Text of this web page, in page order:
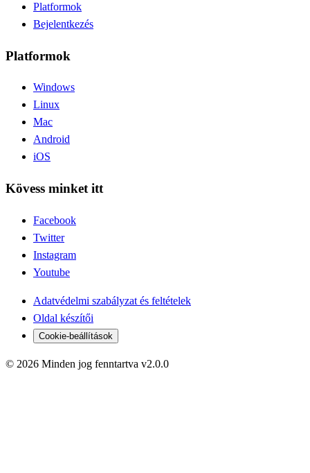
Platformok
Bejelentkezés
Platformok
Windows
Linux
Mac
Android
iOS
Kövess minket itt
Facebook
Twitter
Instagram
Youtube
Adatvédelmi szabályzat és feltételek
Oldal készítői
Cookie-beállítások
© 2026 Minden jog fenntartva v2.0.0